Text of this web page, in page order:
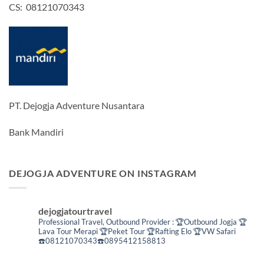
CS: 08121070343
PT. Dejogja Adventure Nusantara
Bank Mandiri
DEJOGJA ADVENTURE ON INSTAGRAM
dejogjatourtravel
Professional Travel, Outbound Provider :🏆Outbound Jogja 🏆
Lava Tour Merapi🏆Peket Tour🏆Rafting Elo🏆VW Safari
☎️08121070343☎️0895412158813